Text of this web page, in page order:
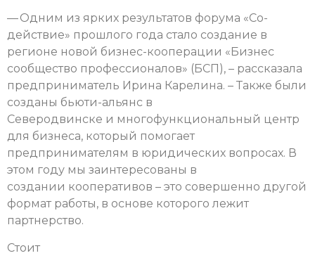
— Одним из ярких результатов форума «Со-
действие» прошлого года стало создание в
регионе новой бизнес-кооперации «Бизнес
сообщество профессионалов» (БСП), – рассказала
предприниматель Ирина Карелина. – Также были
созданы бьюти-альянс в
Северодвинске и многофункциональный центр
для бизнеса, который помогает
предпринимателям в юридических вопросах. В
этом году мы заинтересованы в
создании кооперативов – это совершенно другой
формат работы, в основе которого лежит
партнерство.
Стоит